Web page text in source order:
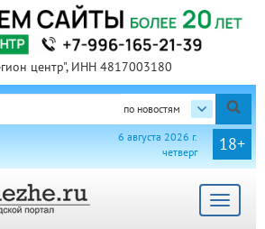
центр", ИНН 4817003180
по новостям
18+
6 августа 2026 г.
четверг
Toggle